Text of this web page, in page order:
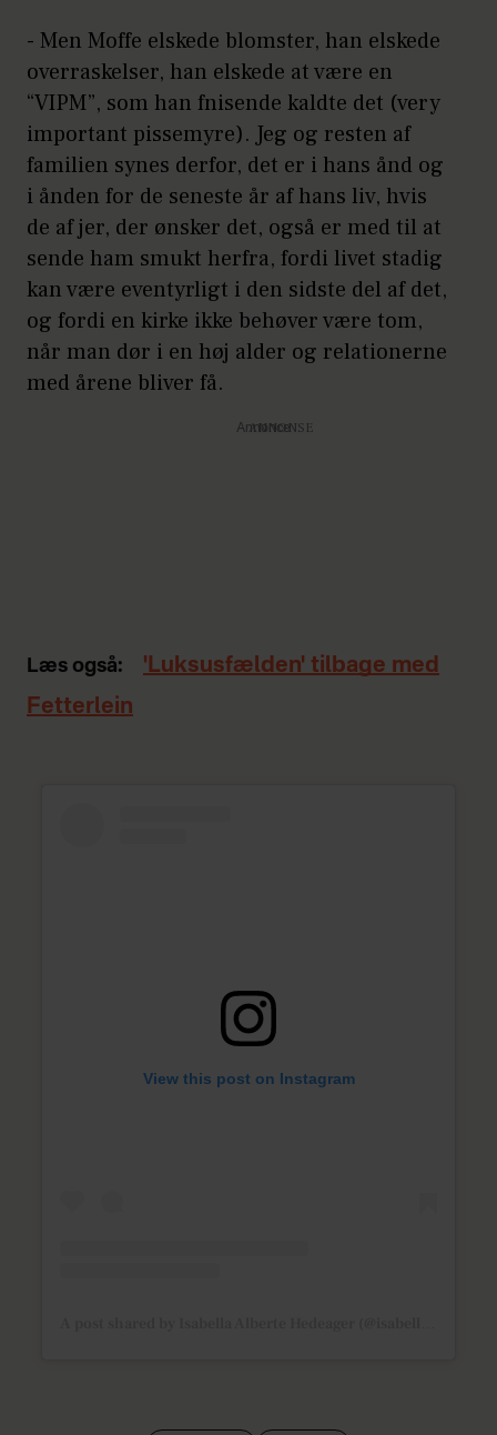
- Men Moffe elskede blomster, han elskede
overraskelser, han elskede at være en
“VIPM”, som han fnisende kaldte det (very
important pissemyre). Jeg og resten af
familien synes derfor, det er i hans ånd og
i ånden for de seneste år af hans liv, hvis
de af jer, der ønsker det, også er med til at
sende ham smukt herfra, fordi livet stadig
kan være eventyrligt i den sidste del af det,
og fordi en kirke ikke behøver være tom,
når man dør i en høj alder og relationerne
med årene bliver få.
Annonce
Læs også:
'Luksusfælden' tilbage med
Fetterlein
View this post on Instagram